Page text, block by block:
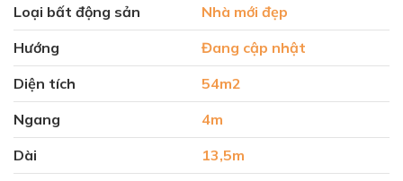
Loại bất động sản
Nhà mới đẹp
Hướng
Đang cập nhật
Diện tích
54m2
Ngang
4m
Dài
13,5m